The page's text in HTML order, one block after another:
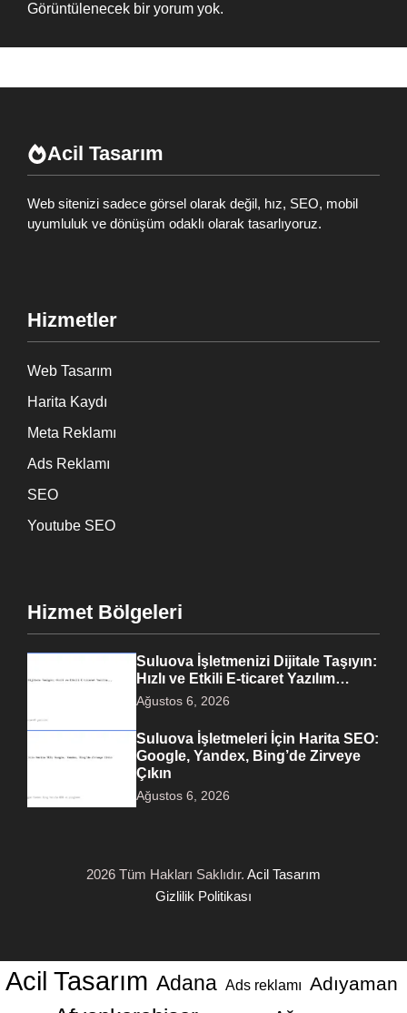
Görüntülenecek bir yorum yok.
Acil Tasarım
Web sitenizi sadece görsel olarak değil, hız, SEO, mobil
uyumluluk ve dönüşüm odaklı olarak tasarlıyoruz.
Hizmetler
Web Tasarım
Harita Kaydı
Meta Reklamı
Ads Reklamı
SEO
Youtube SEO
Hizmet Bölgeleri
Suluova İşletmenizi Dijitale Taşıyın:
Hızlı ve Etkili E-ticaret Yazılım…
Ağustos 6, 2026
Suluova İşletmeleri İçin Harita SEO:
Google, Yandex, Bing’de Zirveye
Çıkın
Ağustos 6, 2026
2026 Tüm Hakları Saklıdır. Acil Tasarım
Gizlilik Politikası
Acil Tasarım Adana Ads reklamı Adıyaman